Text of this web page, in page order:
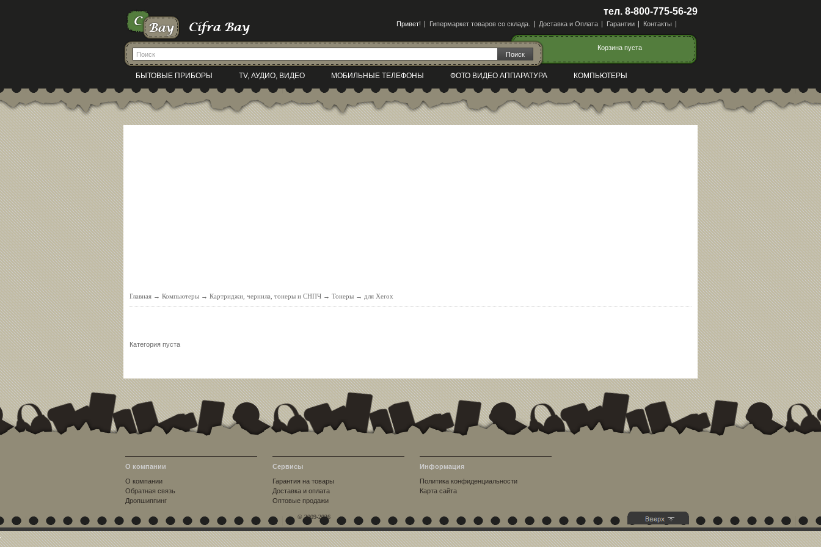
тел. 8-800-775-56-29
Привет! Гипермаркет товаров со склада. Доставка и Оплата Гарантии Контакты
Корзина пуста
БЫТОВЫЕ ПРИБОРЫ TV, АУДИО, ВИДЕО МОБИЛЬНЫЕ ТЕЛЕФОНЫ ФОТО ВИДЕО АППАРАТУРА КОМПЬЮТЕРЫ
Главная → Компьютеры → Картриджи, чернила, тонеры и СНПЧ → Тонеры → для Xerox
Категория пуста
О компании
О компании
Обратная связь
Дропшиппинг
Сервисы
Гарантия на товары
Доставка и оплата
Оптовые продажи
Информация
Политика конфиденциальности
Карта сайта
© 2009-2026